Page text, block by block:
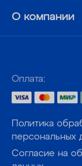
О компании
Оплата:
Политика
персональных
Согласие на